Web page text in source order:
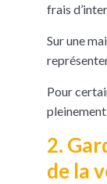
frais
Sur une
Pour
2.
de la